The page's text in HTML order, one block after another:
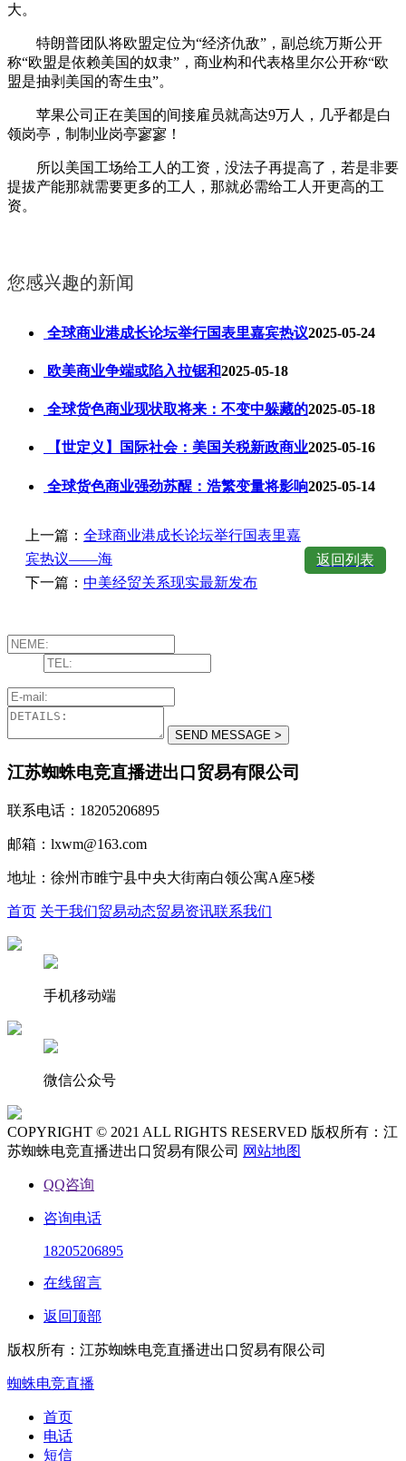
大。
特朗普团队将欧盟定位为“经济仇敌”，副总统万斯公开
称“欧盟是依赖美国的奴隶”，商业构和代表格里尔公开称“欧
盟是抽剥美国的寄生虫”。
苹果公司正在美国的间接雇员就高达9万人，几乎都是白
领岗亭，制制业岗亭寥寥！
所以美国工场给工人的工资，没法子再提高了，若是非要
提拔产能那就需要更多的工人，那就必需给工人开更高的工
资。
您感兴趣的新闻
全球商业港成长论坛举行国表里嘉宾热议2025-05-24
欧美商业争端或陷入拉锯和2025-05-18
全球货色商业现状取将来：不变中躲藏的2025-05-18
【世定义】国际社会：美国关税新政商业2025-05-16
全球货色商业强劲苏醒：浩繁变量将影响2025-05-14
上一篇： 全球商业港成长论坛举行国表里嘉
宾热议——海
下一篇： 中美经贸关系现实最新发布
返回列表
江苏蜘蛛电竞直播进出口贸易有限公司
联系电话：18205206895
邮箱：lxwm@163.com
地址：徐州市睢宁县中央大街南白领公寓A座5楼
首页 关于我们贸易动态贸易资讯联系我们
手机移动端
微信公众号
COPYRIGHT © 2021 ALL RIGHTS RESERVED 版权所有：江
苏蜘蛛电竞直播进出口贸易有限公司 网站地图
QQ咨询
咨询电话
18205206895
在线留言
返回顶部
版权所有：江苏蜘蛛电竞直播进出口贸易有限公司
蜘蛛电竞直播
首页
电话
短信